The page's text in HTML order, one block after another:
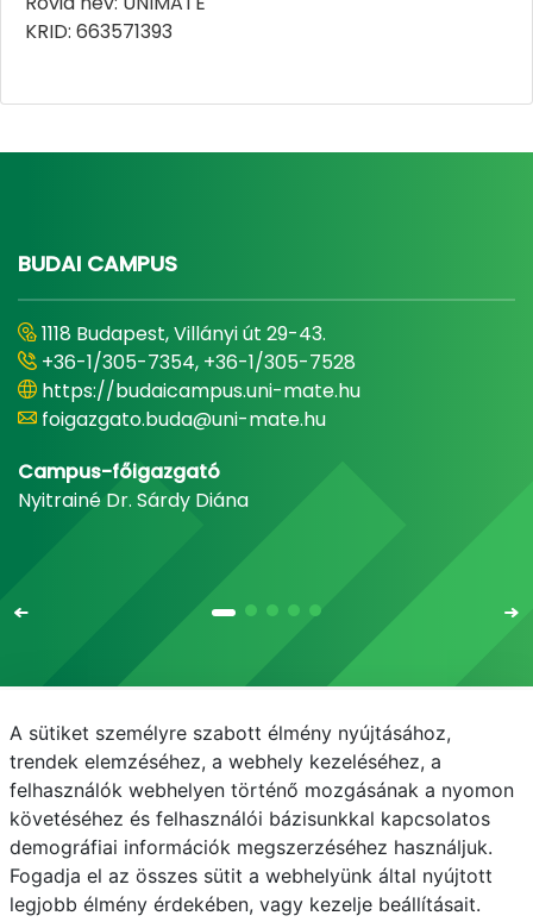
KRID: 663571393
BUDAI CAMPUS
1118 Budapest, Villányi út 29-43.
+36-1/305-7354, +36-1/305-7528
https://budaicampus.uni-mate.hu
foigazgato.buda@uni-mate.hu
Campus-főigazgató
Nyitrainé Dr. Sárdy Diána
Email Telefonkönyv NEPTUN
E-learning
Médiaközpont
Informatikai Igazgatóság
Adatvédelem
A sütiket személyre szabott élmény nyújtásához,
trendek elemzéséhez, a webhely kezeléséhez, a
felhasználók webhelyen történő mozgásának a nyomon
követéséhez és felhasználói bázisunkkal kapcsolatos
demográfiai információk megszerzéséhez használjuk.
Fogadja el az összes sütit a webhelyünk által nyújtott
legjobb élmény érdekében, vagy kezelje beállításait.